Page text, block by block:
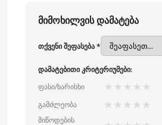
მიმოხილვის დამატება
თქვენი შეფასება *
დამატებითი კრიტერიუმები:
ფასი/ხარისხი
★ ★ ★ ★ ★
გამძლეობა ★ ★ ★ ★ ★
მიწოდების